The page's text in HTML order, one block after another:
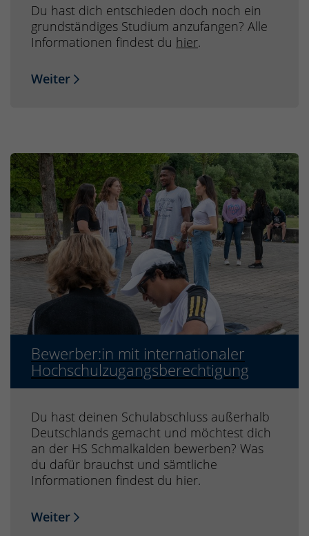
Du hast dich entschieden doch noch ein
grundständiges Studium anzufangen? Alle
Informationen findest du hier.
Weiter
Bewerber:in mit internationaler
Hochschulzugangsberechtigung
Du hast deinen Schulabschluss außerhalb
Deutschlands gemacht und möchtest dich
an der HS Schmalkalden bewerben? Was
du dafür brauchst und sämtliche
Informationen findest du hier.
Weiter